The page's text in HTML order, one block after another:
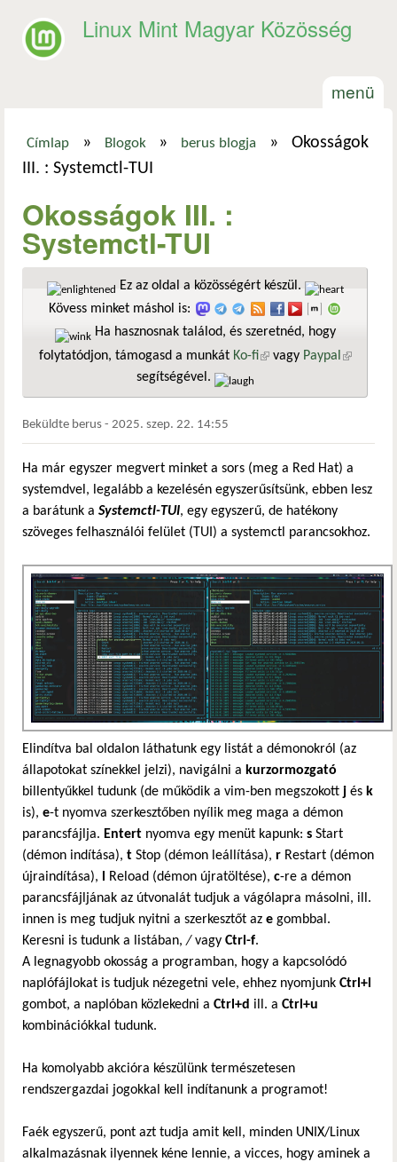
Linux Mint Magyar Közösség
menü
Jelenlegi hely
Címlap » Blogok » berus blogja »
Okosságok
III. : Systemctl-TUI
Okosságok III. :
Systemctl-TUI
Ez az oldal a közösségért készül.
Kövess minket máshol is:
Ha hasznosnak találod, és szeretnéd, hogy
folytatódjon, támogasd a munkát Ko-fi(külső hivatkozás)
vagy Paypal
segítségével.
Beküldte berus - 2025. szep. 22. 14:55
Ha már egyszer megvert minket a sors (meg a Red Hat) a
systemdvel, legalább a kezelésén egyszerűsítsünk, ebben lesz
a barátunk a Systemctl-TUI, egy egyszerű, de hatékony
szöveges felhasználói felület (TUI) a systemctl parancsokhoz.
Elindítva bal oldalon láthatunk egy listát a démonokról (az
állapotokat színekkel jelzi), navigálni a kurzormozgató
billentyűkkel tudunk (de működik a vim-ben megszokott j és k
is), e-t nyomva szerkesztőben nyílik meg maga a démon
parancsfájlja. Entert nyomva egy menüt kapunk: s Start
(démon indítása), t Stop (démon leállítása), r Restart (démon
újraindítása),
Reload (démon újratöltése), c-re a démon
parancsfájljának az útvonalát tudjuk a vágólapra másolni, ill.
innen is meg tudjuk nyitni a szerkesztőt az e gombbal.
Keresni is tudunk a listában, /vagy Ctrl-f.
A legnagyobb okosság a programban, hogy a kapcsolódó
naplófájlokat is tudjuk nézegetni vele, ehhez nyomjunk Ctrl+l
gombot, a naplóban közlekedni a Ctrl+d ill. a Ctrl+u
kombinációkkal tudunk.
Ha komolyabb akcióra készülünk természetesen
rendszergazdai jogokkal kell indítanunk a programot!
Faék egyszerű, pont azt tudja amit kell, minden UNIX/Linux
alkalmazásnak ilyennek kéne lennie, a vicces, hogy aminek a